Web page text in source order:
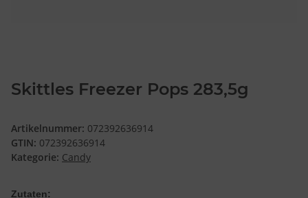
Skittles Freezer Pops 283,5g
Artikelnummer: 072392636914
GTIN: 072392636914
Kategorie: Candy
Zutaten: